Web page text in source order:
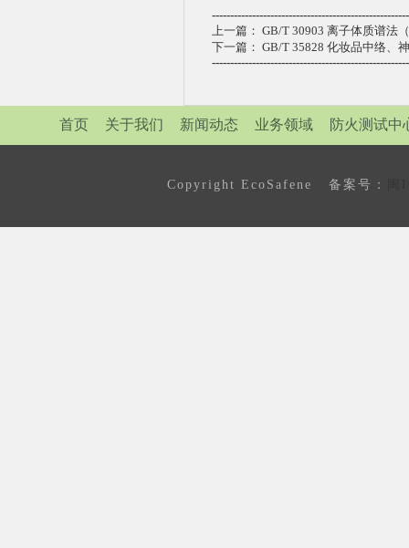
上一篇： GB/T 30903 离子体质谱法
下一篇： GB/T 35828 化妆品中络、
首页 关于我们 新闻动态 业务领域 防火测试中
Copyright EcoSafene 备案号：